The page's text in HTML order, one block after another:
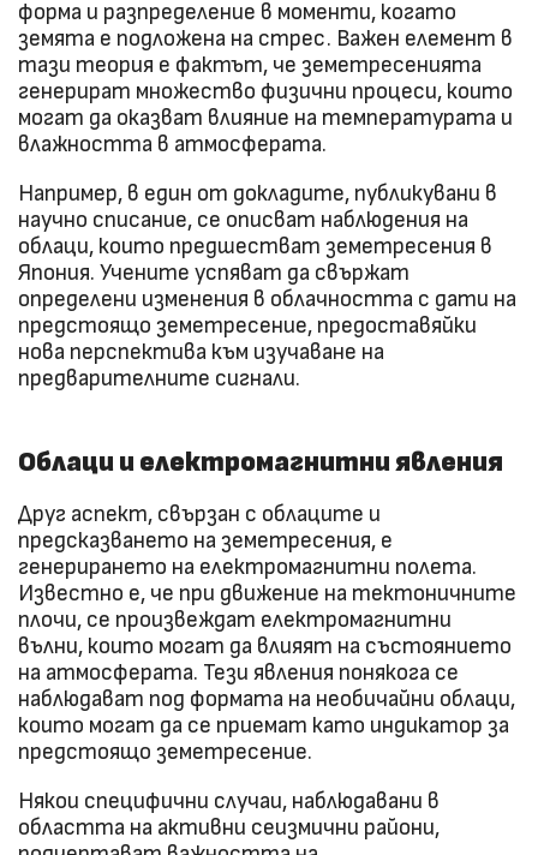
форма и разпределение в моменти, когато
земята е подложена на стрес. Важен елемент в
тази теория е фактът, че земетресенията
генерират множество физични процеси, които
могат да оказват влияние на температурата и
влажността в атмосферата.
Например, в един от докладите, публикувани в
научно списание, се описват наблюдения на
облаци, които предшестват земетресения в
Япония. Учените успяват да свържат
определени изменения в облачността с дати на
предстоящо земетресение, предоставяйки
нова перспектива към изучаване на
предварителните сигнали.
Облаци и електромагнитни явления
Друг аспект, свързан с облаците и
предсказването на земетресения, е
генерирането на електромагнитни полета.
Известно е, че при движение на тектоничните
плочи, се произвеждат електромагнитни
вълни, които могат да влияят на състоянието
на атмосферата. Тези явления понякога се
наблюдават под формата на необичайни облаци,
които могат да се приемат като индикатор за
предстоящо земетресение.
Някои специфични случаи, наблюдавани в
областта на активни сеизмични райони,